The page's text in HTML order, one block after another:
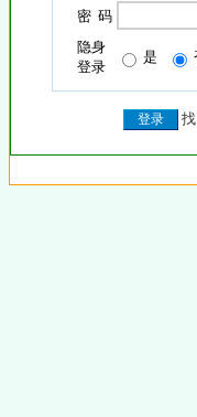
密 码
隐身
登录
是